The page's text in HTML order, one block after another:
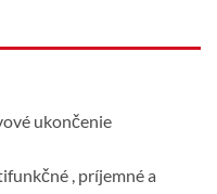
ukončenie
, príjemné a